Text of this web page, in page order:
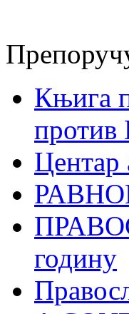
Књига
против
Центар
годину